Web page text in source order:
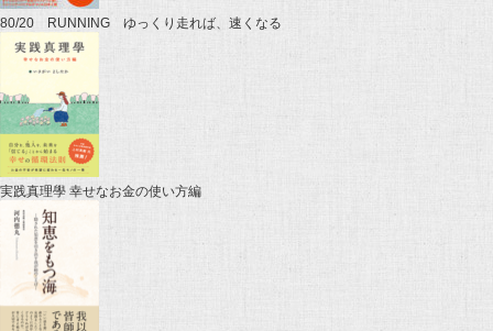
80/20 RUNNING ゆっくり走れば、速くなる
実践真理學 幸せなお金の使い方編